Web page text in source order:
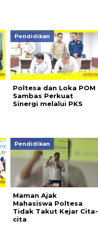
Pendidikan
Poltesa dan Loka POM
Sambas Perkuat
Sinergi melalui PKS
Pendidikan
Maman Ajak
Mahasiswa Poltesa
Tidak Takut Kejar Cita-
cita